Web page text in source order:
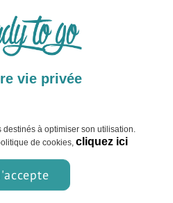
subtropical et de mousson
trois saisons :
vie privée
à optimiser son utilisation.
de cookies, cliquez ici